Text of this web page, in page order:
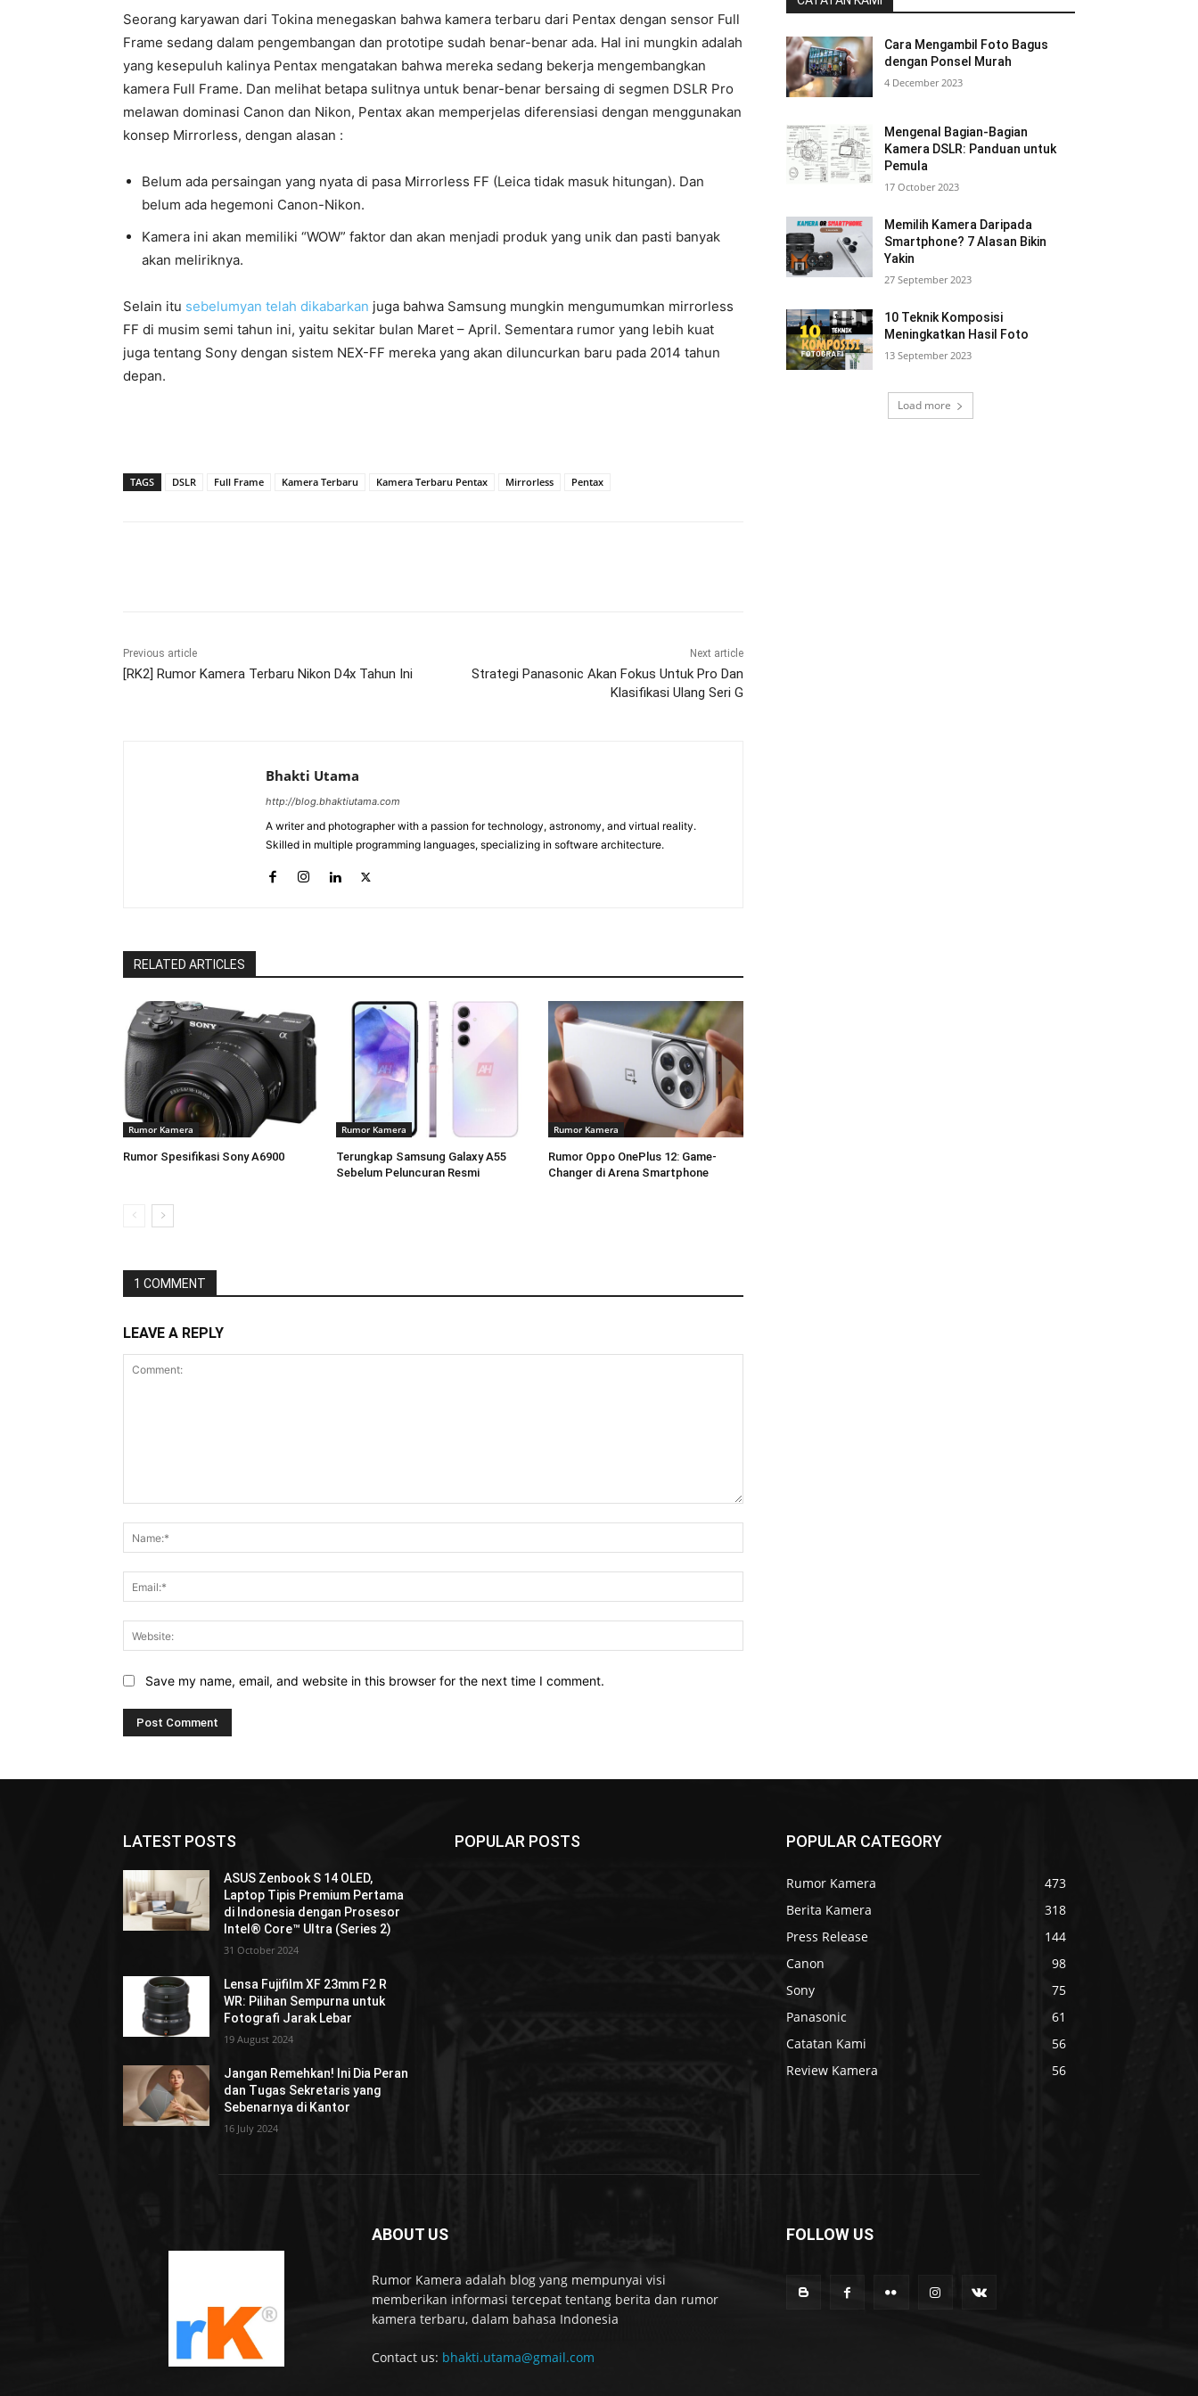
Seorang karyawan dari Tokina menegaskan bahwa kamera terbaru dari Pentax dengan sensor Full
Frame sedang dalam pengembangan dan prototipe sudah benar-benar ada. Hal ini mungkin adalah
yang kesepuluh kalinya Pentax mengatakan bahwa mereka sedang bekerja mengembangkan
kamera Full Frame. Dan melihat betapa sulitnya untuk benar-benar bersaing di segmen DSLR Pro
melawan dominasi Canon dan Nikon, Pentax akan memperjelas diferensiasi dengan menggunakan
konsep Mirrorless, dengan alasan :
Belum ada persaingan yang nyata di pasa Mirrorless FF (Leica tidak masuk hitungan). Dan
belum ada hegemoni Canon-Nikon.
Kamera ini akan memiliki “WOW” faktor dan akan menjadi produk yang unik dan pasti banyak
akan meliriknya.
Selain itu sebelumyan telah dikabarkan juga bahwa Samsung mungkin mengumumkan mirrorless
FF di musim semi tahun ini, yaitu sekitar bulan Maret – April. Sementara rumor yang lebih kuat
juga tentang Sony dengan sistem NEX-FF mereka yang akan diluncurkan baru pada 2014 tahun
depan.
TAGS DSLR Full Frame Kamera Terbaru Kamera Terbaru Pentax Mirrorless Pentax
Previous article
[RK2] Rumor Kamera Terbaru Nikon D4x Tahun Ini
Next article
Strategi Panasonic Akan Fokus Untuk Pro Dan
Klasifikasi Ulang Seri G
Bhakti Utama
http://blog.bhaktiutama.com
A writer and photographer with a passion for technology, astronomy, and virtual reality.
Skilled in multiple programming languages, specializing in software architecture.
RELATED ARTICLES
Rumor Kamera
Rumor Spesifikasi Sony A6900
Rumor Kamera
Terungkap Samsung Galaxy A55
Sebelum Peluncuran Resmi
Rumor Kamera
Rumor Oppo OnePlus 12: Game-
Changer di Arena Smartphone
1 COMMENT
LEAVE A REPLY
Save my name, email, and website in this browser for the next time I comment.
Cara Mengambil Foto Bagus
dengan Ponsel Murah
4 December 2023
Mengenal Bagian-Bagian
Kamera DSLR: Panduan untuk
Pemula
17 October 2023
Memilih Kamera Daripada
Smartphone? 7 Alasan Bikin
Yakin
27 September 2023
10 Teknik Komposisi
Meningkatkan Hasil Foto
13 September 2023
Load more
LATEST POSTS
ASUS Zenbook S 14 OLED,
Laptop Tipis Premium Pertama
di Indonesia dengan Prosesor
Intel® Core™ Ultra (Series 2)
31 October 2024
Lensa Fujifilm XF 23mm F2 R
WR: Pilihan Sempurna untuk
Fotografi Jarak Lebar
19 August 2024
Jangan Remehkan! Ini Dia Peran
dan Tugas Sekretaris yang
Sebenarnya di Kantor
16 July 2024
POPULAR POSTS POPULAR CATEGORY
Rumor Kamera
473
Berita Kamera
318
Press Release
144
Canon
98
Sony
75
Panasonic
61
Catatan Kami
56
Review Kamera
56
ABOUT US
Rumor Kamera adalah blog yang mempunyai visi
memberikan informasi tercepat tentang berita dan rumor
kamera terbaru, dalam bahasa Indonesia
Contact us: bhakti.utama@gmail.com
FOLLOW US